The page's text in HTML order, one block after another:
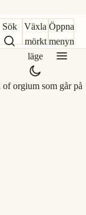
Sök
Växla
mörkt
läge
Öppna
menyn
orgium som går på